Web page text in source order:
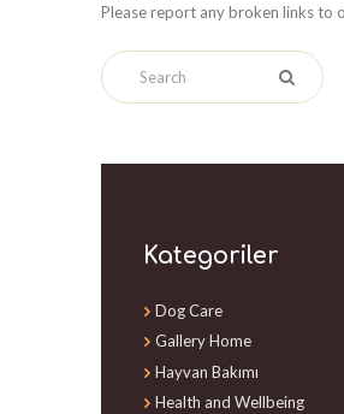
Please report any broken links to
Kategoriler
Dog Care
Gallery Home
Hayvan Bakımı
Health and Wellbeing